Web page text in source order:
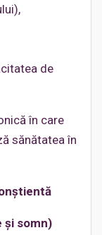
de
în care
sănătatea în
și somn)